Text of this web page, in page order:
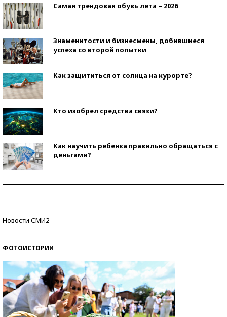
Самая трендовая обувь лета – 2026
Знаменитости и бизнесмены, добившиеся
успеха со второй попытки
Как защититься от солнца на курорте?
Кто изобрел средства связи?
Как научить ребенка правильно обращаться с
деньгами?
Новости СМИ2
ФОТОИСТОРИИ